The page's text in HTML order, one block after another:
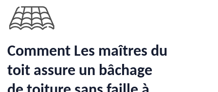
Comment Les maîtres du
toit assure un bâchage